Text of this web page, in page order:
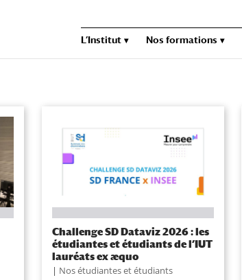
L’Institut Nos formations
Challenge SD Dataviz 2026 : les
étudiantes et étudiants de l’IUT
lauréats ex æquo
| Nos étudiantes et étudiants